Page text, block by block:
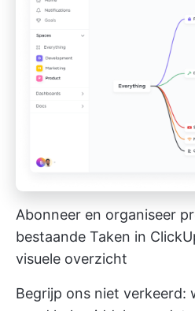
Abonneer en organiseer
bestaande Taken in
visuele overzicht
Begrijp ons niet verkeerd: